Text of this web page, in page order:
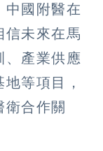
中國附醫在
信未來在馬
、產業供應
等項目，
衛合作關